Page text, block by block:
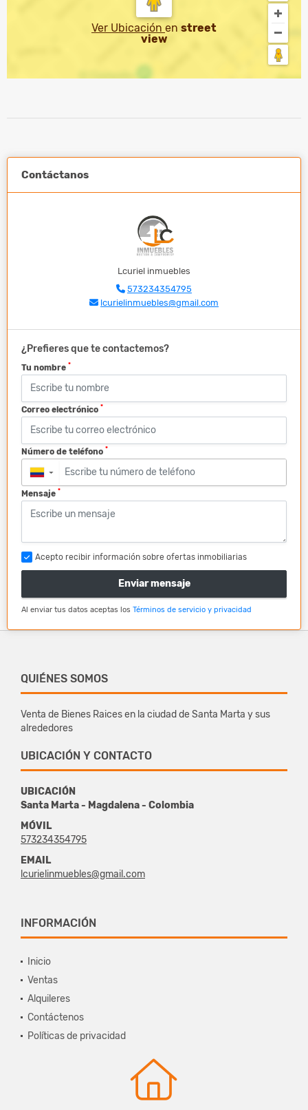
Ver Ubicación en street
view
Contáctanos
Lcuriel inmuebles
573234354795
lcurielinmuebles@gmail.com
¿Prefieres que te contactemos?
Tu nombre *
Correo electrónico *
Número de teléfono *
▼
Mensaje *
Acepto recibir información sobre ofertas inmobiliarias
Enviar mensaje
Al enviar tus datos aceptas los Términos de servicio y privacidad
QUIÉNES SOMOS
Venta de Bienes Raices en la ciudad de Santa Marta y sus
alrededores
UBICACIÓN Y CONTACTO
UBICACIÓN
Santa Marta - Magdalena - Colombia
MÓVIL
573234354795
EMAIL
lcurielinmuebles@gmail.com
INFORMACIÓN
Inicio
Ventas
Alquileres
Contáctenos
Políticas de privacidad